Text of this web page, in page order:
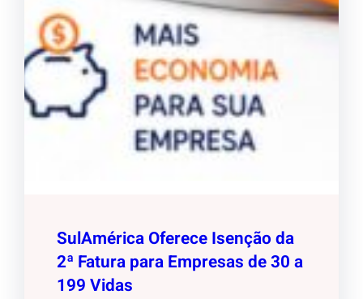
SulAmérica Oferece Isenção da
2ª Fatura para Empresas de 30 a
199 Vidas